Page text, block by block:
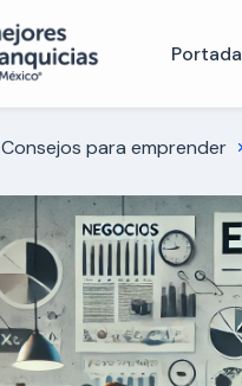
Portada
Consejos para emprender